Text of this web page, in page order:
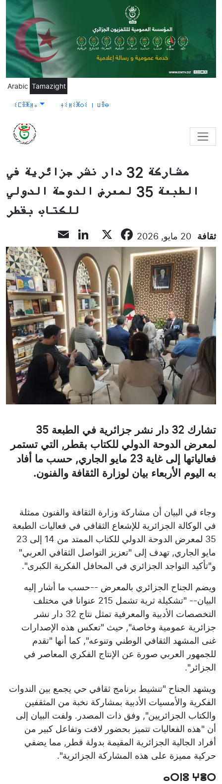
Skip to main content
Arabic Tamazight
ⵉⵎⴻⵥⵍⴰ ⵜⵉⵍⵉⵥⵔⵉ ⵏ ⵡⴻⴱ
مشاركة 32 دار نشر جزائرية في
الطبعة 35 لمعرض الدوحة الدولي
للكتاب بقطر
ثقافة 20 مايو, 2026 Facebook
LinkedIn
تشارك 32 دار نشر جزائرية في الطبعة 35
لمعرض الدوحة الدولي للكتاب بقطر, التي تستمر
فعالياتها إلى غاية 23 مايو الجاري, حسب ما أفاد
به اليوم الأربعاء بيان لوزارة الثقافة والفنون.
وجاء في البيان أن مشاركة وزارة الثقافة والفنون ممثلة
في الوكالة الجزائرية للإشعاع الثقافي في فعاليات الطبعة
35 لمعرض الدوحة الدولي للكتاب الممتد من 14 إلى 23
مايو الجاري, تهدف إلى "تعزيز التواصل الثقافي العربي"
و"تأكيد التواجد الجزائري في المحافل الفكرية الكبرى".
ويضم الجناح الجزائري بالمعرض --حسب ما أشار إليه
البيان-- "تشكيلة ثرية تشمل 215 عنوانا في مختلف
التخصصات الأدبية والمعرفية تمثل نتاج 32 دار نشر
جزائرية عمومية وخاصة", حيث "تعكس هذه الإصدارات
غنى المشهد الثقافي الوطني وتنوعه", كما أنها "تقدم
للجمهور العربي صورة عن الإنتاج الفكري المعاصر في
الجزائر".
ويشهد الجناح "تنشيط برنامج ثقافي حي يجمع بين الندوات
الفكرية والأمسيات الأدبية بمشاركة نخبة من المثقفين
والكتاب الجزائريين", وفق ذات المصدر. ولفت البيان إلى
أن "هذه الفعاليات تتميز بحضور لافت وتفاعل كبير من
أفراد الجالية الجزائرية المقيمة بدولة قطر, مما يضفي
حركية مميزة على هذه المشاركة الجزائرية".
ⴰⵔⵏⵓ ⵖⴻⵔ